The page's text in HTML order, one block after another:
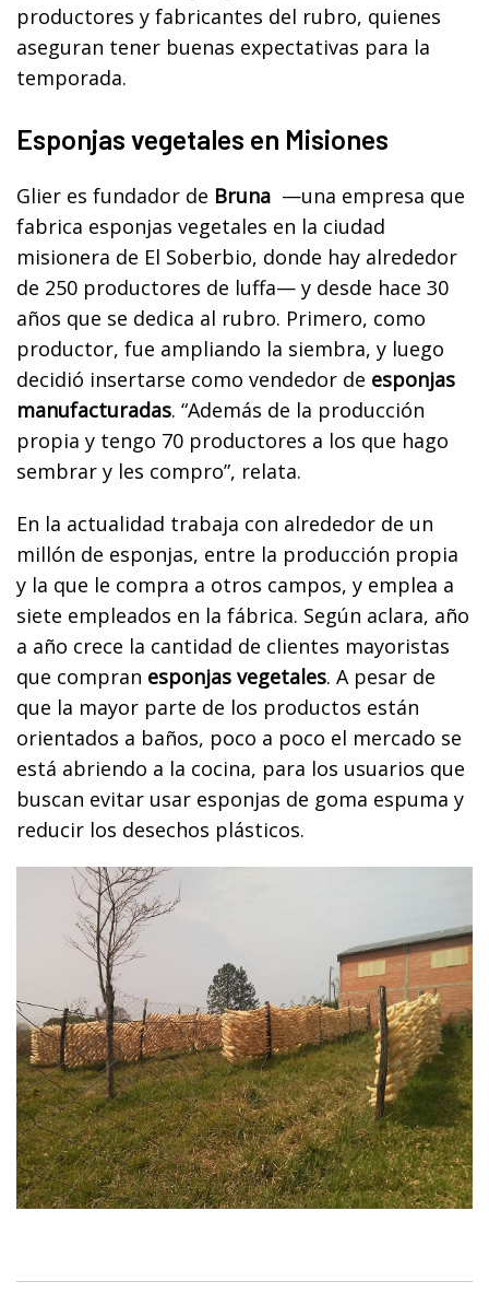
productores y fabricantes del rubro, quienes
aseguran tener buenas expectativas para la
temporada.
Esponjas vegetales en Misiones
Glier es fundador de Bruna —una empresa que
fabrica esponjas vegetales en la ciudad
misionera de El Soberbio, donde hay alrededor
de 250 productores de luffa— y desde hace 30
años que se dedica al rubro. Primero, como
productor, fue ampliando la siembra, y luego
decidió insertarse como vendedor de esponjas
manufacturadas. “Además de la producción
propia y tengo 70 productores a los que hago
sembrar y les compro”, relata.
En la actualidad trabaja con alrededor de un
millón de esponjas, entre la producción propia
y la que le compra a otros campos, y emplea a
siete empleados en la fábrica. Según aclara, año
a año crece la cantidad de clientes mayoristas
que compran esponjas vegetales. A pesar de
que la mayor parte de los productos están
orientados a baños, poco a poco el mercado se
está abriendo a la cocina, para los usuarios que
buscan evitar usar esponjas de goma espuma y
reducir los desechos plásticos.